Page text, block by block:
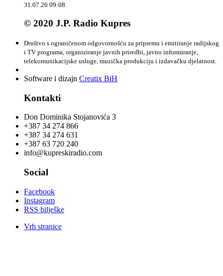
31.07.26 09:08
© 2020 J.P. Radio Kupres
Društvo s ograničenom odgovornošću za pripremu i emitiranje radijskog
i TV programa, organiziranje javnih priredbi, javno informiranje,
telekomunikacijske usluge, muzička produkciju i izdavačku djelatnost.
Software i dizajn Creatix BiH
Kontakti
Don Dominika Stojanovića 3
+387 34 274 866
+387 34 274 631
+387 63 720 240
info@kupreskiradio.com
Social
Facebook
Instagram
RSS bilješke
Vrh stranice